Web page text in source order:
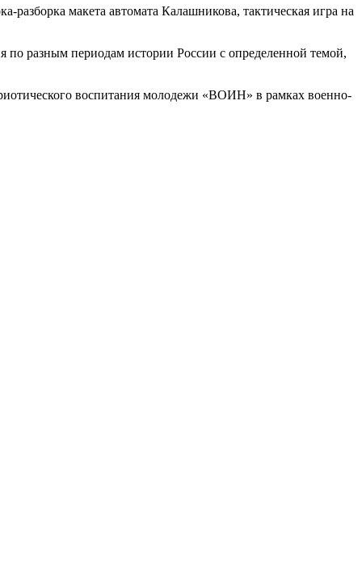
макета автомата Калашникова, тактическая игра на
разным периодам истории России с определенной темой,
воспитания молодежи «ВОИН» в рамках военно-